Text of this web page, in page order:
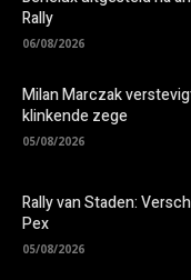
Rally
06/08/2026
Milan Marczak
klinkende zege
05/08/2026
Rally van Staden:
Pex
05/08/2026